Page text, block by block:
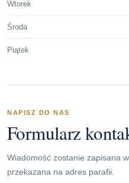
Wtorek
Środa
Piątek
NAPISZ DO NAS
Formularz
Wiadomość zostanie zapisana
przekazana na adres parafii.